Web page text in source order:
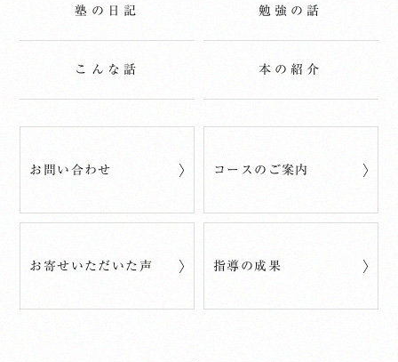
塾の日記 勉強の話
こんな話 本の紹介
お問い合わせ コースのご案内
お寄せいただいた声 指導の成果